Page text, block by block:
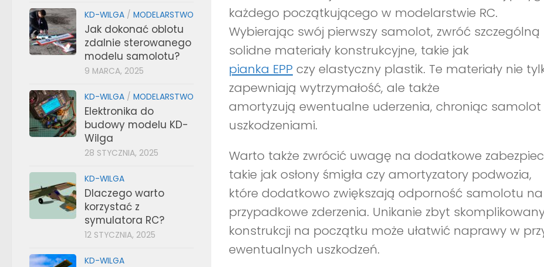
każdego początkującego w modelarstwie RC.
Wybierając swój pierwszy samolot, zwróć
solidne materiały konstrukcyjne, takie jak
pianka EPP czy elastyczny plastik. Te materiały nie
zapewniają wytrzymałość, ale także
amortyzują ewentualne uderzenia, chroniąc samolot
uszkodzeniami.
Warto także zwrócić uwagę na dodatkowe
takie jak osłony śmigła czy amortyzatory podwozia,
które dodatkowo zwiększają odporność samolotu na
przypadkowe zderzenia. Unikanie zbyt
konstrukcji na początku może ułatwić naprawy w
ewentualnych uszkodzeń.
KD-WILGA / MODELARSTWO
Jak dokonać oblotu
zdalnie sterowanego
modelu samolotu?
9 MARCA, 2025
KD-WILGA / MODELARSTWO
Elektronika do
budowy modelu KD-
Wilga
28 STYCZNIA, 2025
KD-WILGA
Dlaczego warto
korzystać z
symulatora RC?
12 STYCZNIA, 2025
KD-WILGA